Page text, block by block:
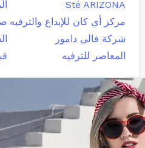
Sté ARIZONA
مركز أي كان للإبداع والترفيه
شركة فالي دامور
المعاصر للترفيه